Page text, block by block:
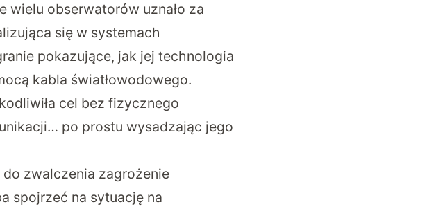
wielu obserwatorów uznało za
się w systemach
pokazujące, jak jej technologia
kabla światłowodowego.
cel bez fizycznego
po prostu wysadzając jego
zwalczenia zagrożenie
spojrzeć na sytuację na